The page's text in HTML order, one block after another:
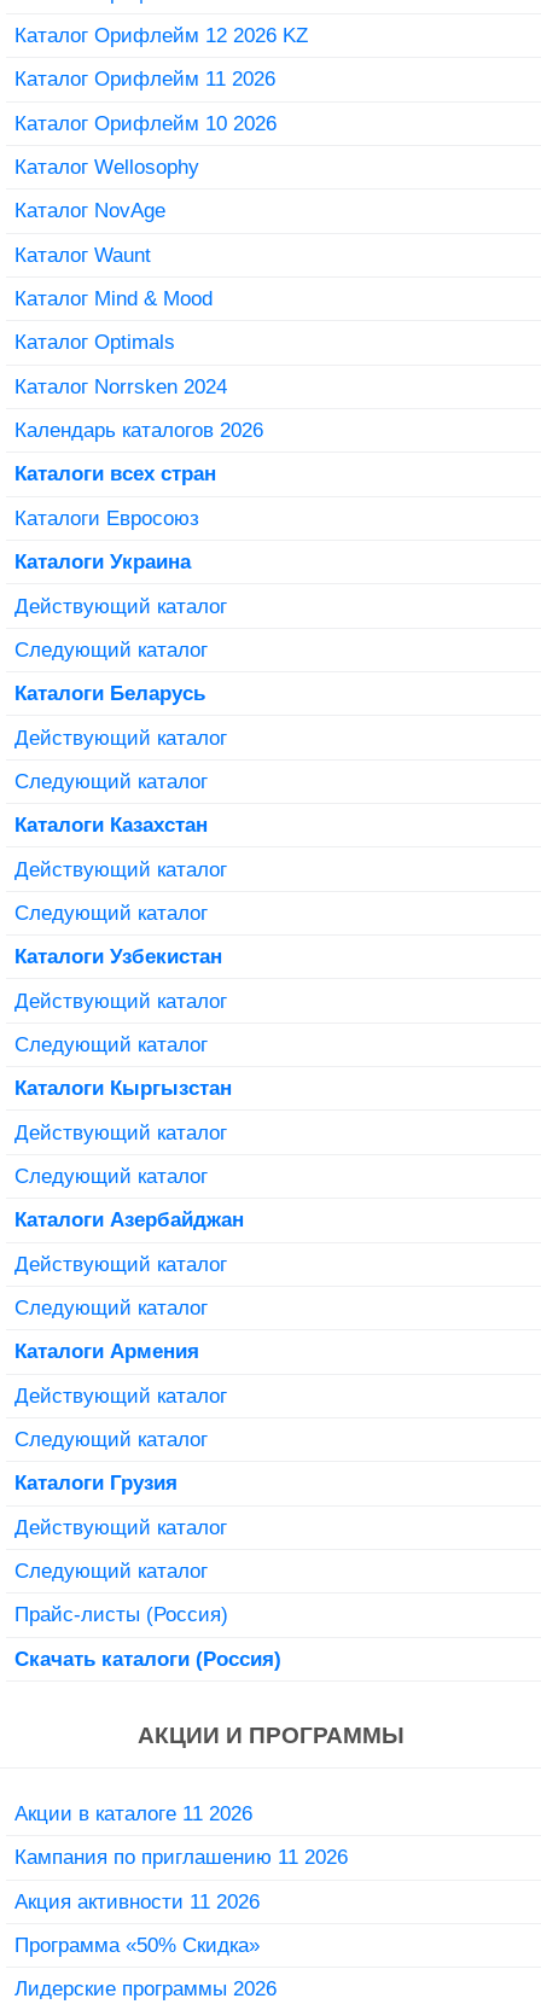
Каталог Орифлейм 12 2026 KZ
Каталог Орифлейм 11 2026
Каталог Орифлейм 10 2026
Каталог Wellosophy
Каталог NovAge
Каталог Waunt
Каталог Mind & Mood
Каталог Optimals
Каталог Norrsken 2024
Календарь каталогов 2026
Каталоги всех стран
Каталоги Евросоюз
Каталоги Украина
Действующий каталог
Следующий каталог
Каталоги Беларусь
Действующий каталог
Следующий каталог
Каталоги Казахстан
Действующий каталог
Следующий каталог
Каталоги Узбекистан
Действующий каталог
Следующий каталог
Каталоги Кыргызстан
Действующий каталог
Следующий каталог
Каталоги Азербайджан
Действующий каталог
Следующий каталог
Каталоги Армения
Действующий каталог
Следующий каталог
Каталоги Грузия
Действующий каталог
Следующий каталог
Прайс-листы (Россия)
Скачать каталоги (Россия)
АКЦИИ И ПРОГРАММЫ
Акции в каталоге 11 2026
Кампания по приглашению 11 2026
Акция активности 11 2026
Программа «50% Скидка»
Лидерские программы 2026